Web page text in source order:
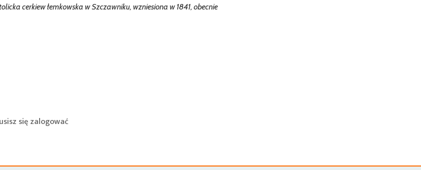
cerkiew łemkowska w Szczawniku, wzniesiona w 1841, obecnie
sięzalogować